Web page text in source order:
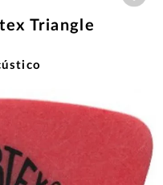
Triangle